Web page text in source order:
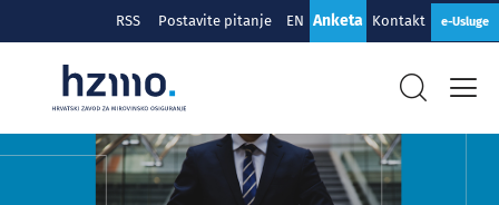
RSS Postavite pitanje EN Anketa Kontakt e-Usluge